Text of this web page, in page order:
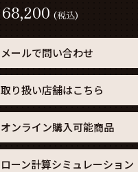
68,200 (税込)
メールで問い合わせ
取り扱い店舗はこちら
オンライン購入可能商品
ローン計算シミュレーション